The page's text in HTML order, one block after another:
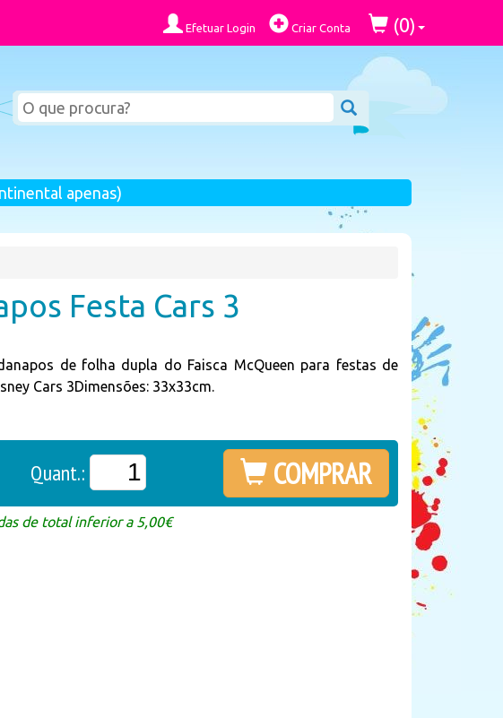
Efetuar Login Criar Conta (0)
apenas)
Festa Cars 3
de folha dupla do Faisca McQueen para festas de
Cars 3Dimensões: 33x33cm.
Quant.: COMPRAR
de total inferior a 5,00€